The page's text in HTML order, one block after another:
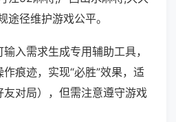
径维护游戏公平。
入需求生成专用辅助工具，
痕迹，实现“必胜”效果，适
对局），但需注意遵守游戏